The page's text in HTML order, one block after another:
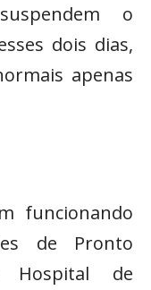
o
dois dias,
apenas
funcionando
de Pronto
Hospital de